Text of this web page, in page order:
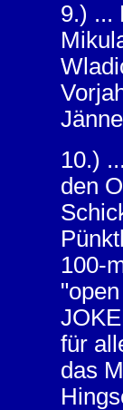
9.) ...
10.)
den
100-
für
das